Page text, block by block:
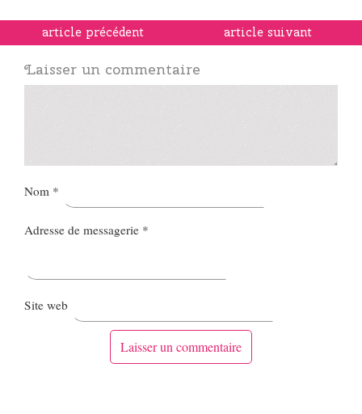
article précédent article suivant
Laisser un commentaire
Nom *
Adresse de messagerie *
Site web